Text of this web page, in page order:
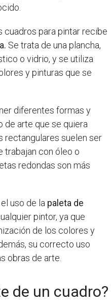
cuadros para pintar recibe
Se trata de una plancha,
o vidrio, y se utiliza
y pinturas que se
diferentes formas y
de arte que se quiera
rectangulares suelen ser
trabajan con óleo o
redondas son más
uso de la paleta de
pintor, ya que
de los colores y
su correcto uso
obras de arte.
de un cuadro?